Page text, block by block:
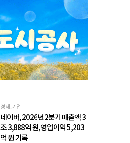
경제.기업
네이버, 2026년 2분기 매출액 3
조 3,888억 원, 영업이익 5,203
억 원 기록